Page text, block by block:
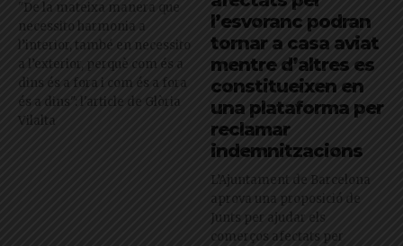
"De la mateixa manera que
necessito harmonia a
l’interior, també en necessito
a l’exterior, perquè com és a
dins és a fora i com és a fora
és a dins": l'article de Glòria
Vilalta
l’esvoranc podran
tornar a casa aviat
mentre d’altres es
constitueixen en
una plataforma per
reclamar
indemnitzacions
L’Ajuntament de Barcelona
aprova una proposició de
Junts per ajudar els
comerços afectats per